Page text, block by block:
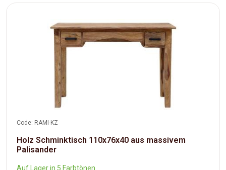
Code: RAMI-KZ
Holz Schminktisch 110x76x40 aus massivem
Palisander
Auf Lager in 5 Farbtönen